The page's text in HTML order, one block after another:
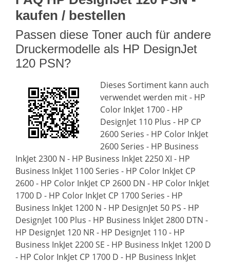
kaufen / bestellen
Passen diese Toner auch für andere
Druckermodelle als HP DesignJet
120 PSN?
Dieses Sortiment kann auch
verwendet werden mit - HP
Color InkJet 1700 - HP
DesignJet 110 Plus - HP CP
2600 Series - HP Color InkJet
2600 Series - HP Business
InkJet 2300 N - HP Business InkJet 2250 XI - HP
Business InkJet 1100 Series - HP Color InkJet CP
2600 - HP Color InkJet CP 2600 DN - HP Color InkJet
1700 D - HP Color InkJet CP 1700 Series - HP
Business InkJet 1200 N - HP DesignJet 50 PS - HP
DesignJet 100 Plus - HP Business InkJet 2800 DTN -
HP DesignJet 120 NR - HP DesignJet 110 - HP
Business InkJet 2200 SE - HP Business InkJet 1200 D
- HP Color InkJet CP 1700 D - HP Business InkJet